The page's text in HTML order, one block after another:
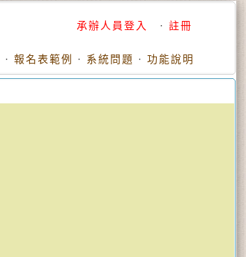
承辦人員登入 · 註冊
· 報名表範例 · 系統問題 · 功能說明